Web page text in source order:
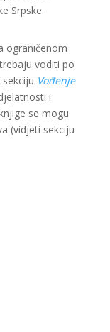
Srpske.
ograničenom
voditi po
Vođenje
i
se mogu
(vidjeti sekciju